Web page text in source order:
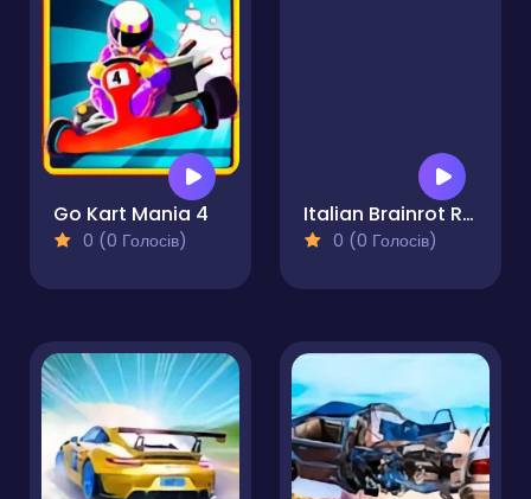
Go Kart Mania 4
0 (0 Голосів)
Italian Brainrot Racing Multiplayer
0 (0 Голосів)